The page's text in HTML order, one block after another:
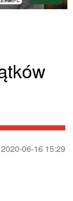
2020-06-16 15:29